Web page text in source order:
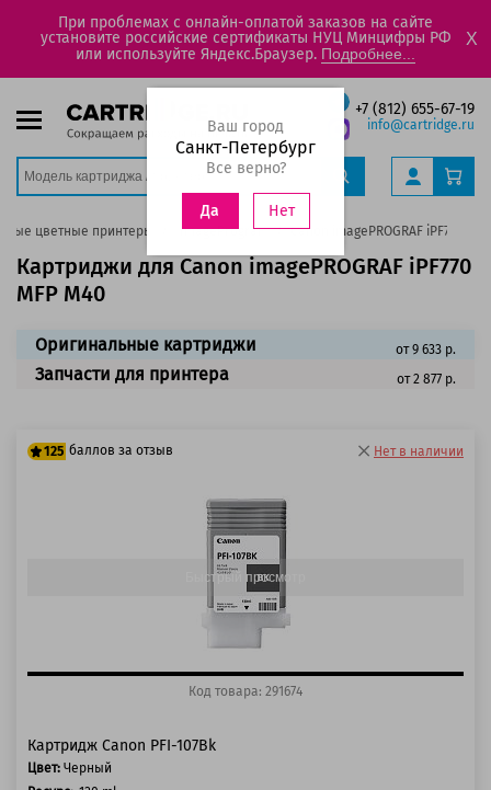
При проблемах с онлайн-оплатой заказов на сайте
установите российские сертификаты НУЦ Минцифры РФ
или используйте Яндекс.Браузер. Подробнее...
X
+7 (812) 655-67-19
info@cartridge.ru
Ваш город
Санкт-Петербург
Все верно?
Да Нет
цветные принтеры ImagePrograF Canon imagePROGRAF iPF770
Картриджи для Canon imagePROGRAF iPF770
MFP M40
Оригинальные картриджи от 9 633 р.
Запчасти для принтера от 2 877 р.
125 баллов за отзыв Нет в наличии
Быстрый просмотр
Код товара: 291674
Картридж Canon PFI-107Bk
Цвет: Черный